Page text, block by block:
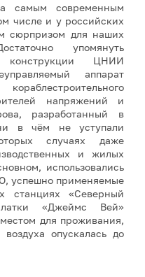
самым современным
числе и у российских
сюрпризом для наших
упомянуть
конструкции ЦНИИ
аппарат
напряжений и
разработанный в
в чём не уступали
случаях даже
и жилых
использовались
успешно применяемые
станциях «Северный
«Джеймс Вей»
для проживания,
опускалась до